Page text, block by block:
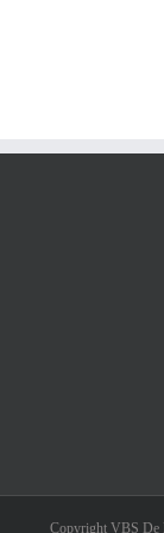
Copyright VBS De